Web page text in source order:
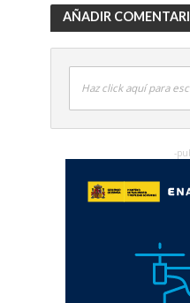
AÑADIR
Haz click aquí para